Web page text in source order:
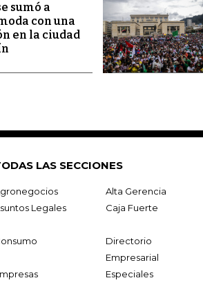
sumó a
con una
en la ciudad
LAS SECCIONES
Alta Gerencia
Legales
Caja Fuerte
Directorio
Empresarial
Especiales